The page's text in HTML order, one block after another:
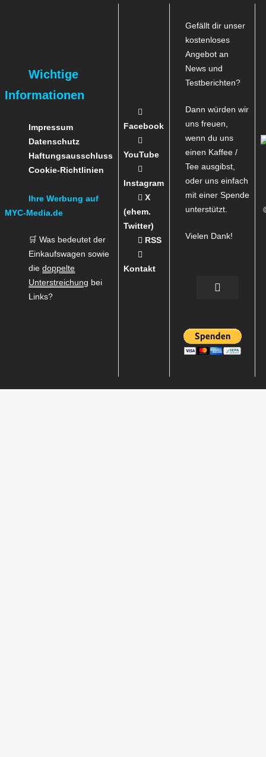
Wichtige
Informationen
Impressum
Datenschutz
Haftungsausschluss
Cookie-Richtlinien
Ihre Werbung auf
MYC-Media.de
🛒 Was bedeutet der
Einkaufswagen sowie
diedoppelte
Unterstreichung bei
Links?
Facebook
YouTube
Instagram
X
(ehem.
Twitter)
RSS
Kontakt
Gefällt dir unser
kostenloses
Angebot an
News und
Testberichten?
Dann würden wir
uns freuen,
wenn du uns
einen Kaffee /
Tee ausgibst,
oder uns einfach
mit einer Spende
unterstützt.
Vielen Dank!